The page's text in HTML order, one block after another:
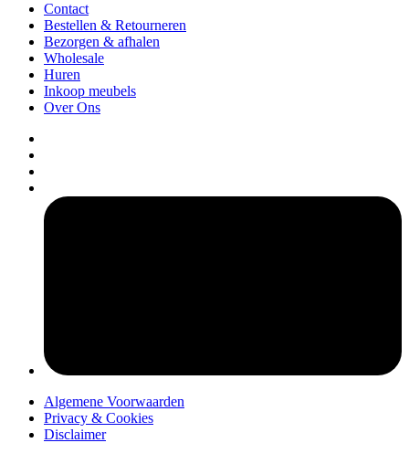
Contact
Bestellen & Retourneren
Bezorgen & afhalen
Wholesale
Huren
Inkoop meubels
Over Ons
Algemene Voorwaarden
Privacy & Cookies
Disclaimer